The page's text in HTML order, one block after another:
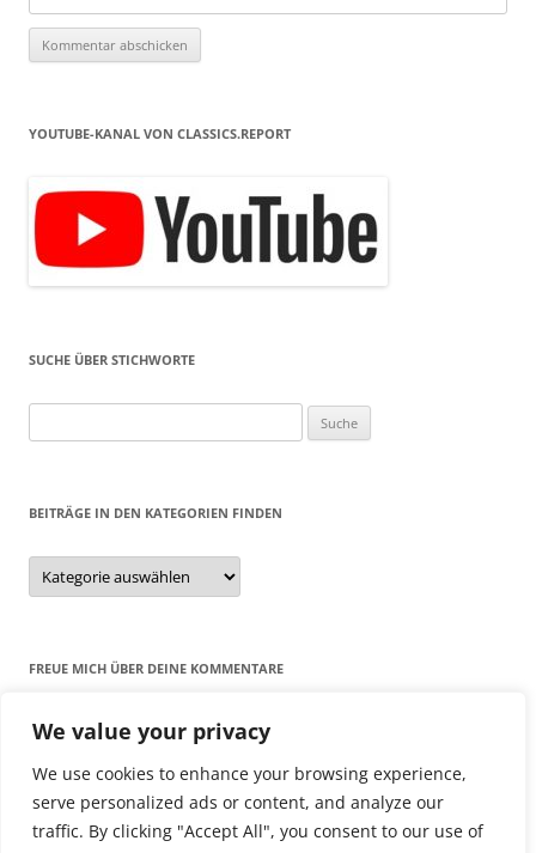
We value your privacy
We use cookies to enhance your browsing experience,
serve personalized ads or content, and analyze our
traffic. By clicking "Accept All", you consent to our use of
YOUTUBE-KANAL VON CLASSICS.REPORT
SUCHE ÜBER STICHWORTE
nach:
BEITRÄGE IN DEN KATEGORIEN FINDEN
Beiträge
den
FREUE MICH ÜBER DEINE KOMMENTARE
T.S.beiTacho von Mph zu Km/h
Leo Tomasikbei2 Fundstücke – Tankstellenzeugs aufbereitet